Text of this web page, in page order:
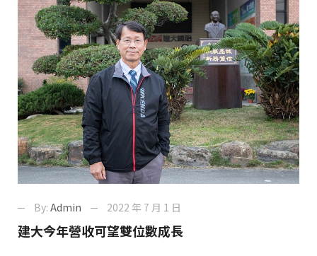
By: Admin 2022 年 7 月 1 日
建大今年營收可望雙位數成長